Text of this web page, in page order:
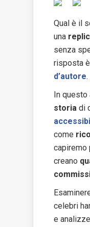
Qual è il
una
senza
risposta
d’autore.
In
storia di
come
capiremo
creano
celebri
e